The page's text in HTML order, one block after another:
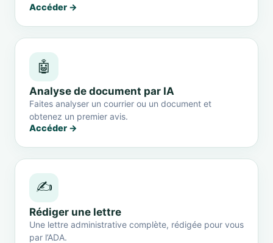
Accéder →
🤖
Analyse de document par IA
Faites analyser un courrier ou un document et
obtenez un premier avis.
Accéder →
✍️
Rédiger une lettre
Une lettre administrative complète, rédigée pour vous
par l’ADA.